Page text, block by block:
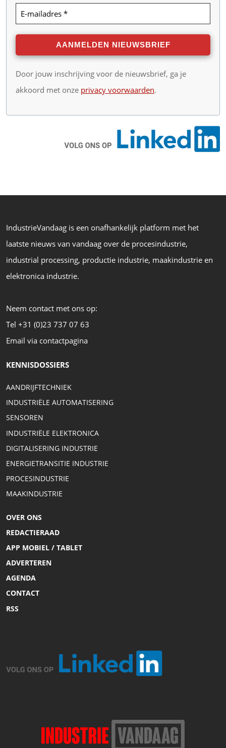
Door jouw inschrijving voor de nieuwsbrief, ga je
akkoord met onze privacy voorwaarden.
IndustrieVandaag is een onafhankelijk platform met het
laatste nieuws van vandaag over de procesindustrie,
industrial processing, productie industrie, maakindustrie en
elektronica industrie.
Neem contact met ons op:
Tel +31 (0)23 737 07 63
Email via contactpagina
KENNISDOSSIERS
AANDRIJFTECHNIEK
INDUSTRIËLE AUTOMATISERING
SENSOREN
INDUSTRIËLE ELEKTRONICA
DIGITALISERING INDUSTRIE
ENERGIETRANSITIE INDUSTRIE
PROCESINDUSTRIE
MAAKINDUSTRIE
OVER ONS
REDACTIERAAD
APP MOBIEL / TABLET
ADVERTEREN
AGENDA
CONTACT
RSS